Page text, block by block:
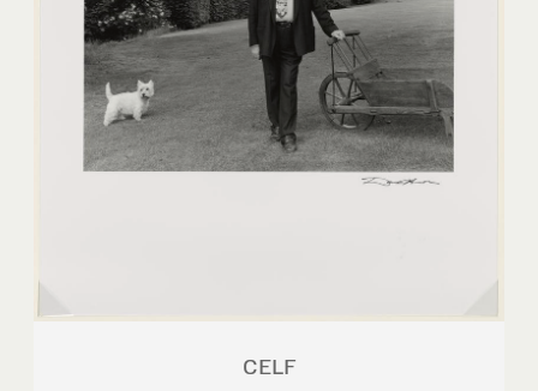
CELF